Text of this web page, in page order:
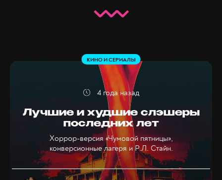
Лучшие и худшие слэшеры
последних лет
Хоррор-версия «Чумовой пятницы»,
конверсионные лагеря и Р.Л. Стайн.
КИНО И СЕРИАЛЫ
4 года назад